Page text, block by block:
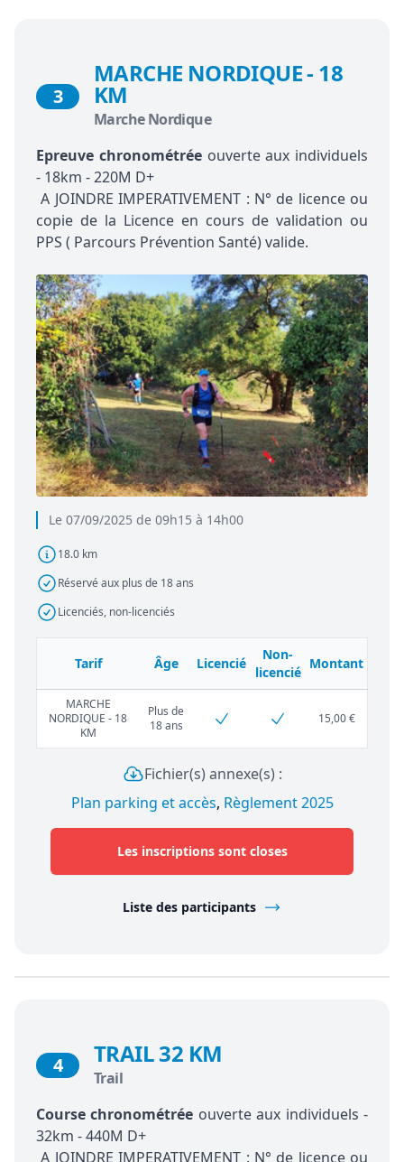
Le 07/09/2025 de 09h15 à 14h00
18.0 km
Réservé aux plus de 18 ans
Licenciés, non-licenciés
3
MARCHE NORDIQUE - 18
KM
Marche Nordique
Epreuve chronométréeouverte aux individuels
- 18km - 220M D+
A JOINDRE IMPERATIVEMENT : N° de licence ou
copie de la Licence en cours de validation ou
PPS ( Parcours Prévention Santé) valide.
Tarif Âge Licencié
Non-
licencié
Montant
MARCHE
NORDIQUE - 18
KM
Plus de
18 ans
15,00 €
Fichier(s) annexe(s) :
Plan parking et accès, Règlement 2025
Les inscriptions sont closes
Liste des participants
4 TRAIL 32 KM
Trail
Course chronométrée ouverte aux individuels -
32km - 440M D+
A JOINDRE IMPERATIVEMENT : N° de licence ou